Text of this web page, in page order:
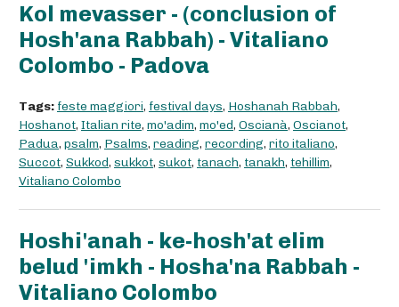
Kol mevasser - (conclusion of
Hosh'ana Rabbah) - Vitaliano
Colombo - Padova
Tags: feste maggiori, festival days, Hoshanah Rabbah,
Hoshanot, Italian rite, mo'adim, mo'ed, Oscianà, Oscianot,
Padua, psalm, Psalms, reading, recording, rito italiano,
Succot, Sukkod, sukkot, sukot, tanach, tanakh, tehillim,
Vitaliano Colombo
Hoshi'anah - ke-hosh'at elim
belud 'imkh - Hosha'na Rabbah -
Vitaliano Colombo